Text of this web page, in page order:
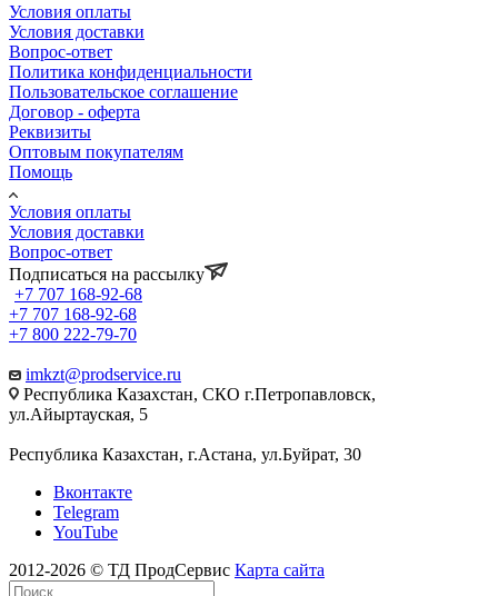
Условия оплаты
Условия доставки
Вопрос-ответ
Политика конфиденциальности
Пользовательское соглашение
Договор - оферта
Реквизиты
Оптовым покупателям
Помощь
Условия оплаты
Условия доставки
Вопрос-ответ
Подписаться на рассылку
+7 707 168-92-68
+7 707 168-92-68
+7 800 222-79-70
imkzt@prodservice.ru
Республика Казахстан, СКО г.Петропавловск,
ул.Айыртауская, 5
Республика Казахстан, г.Астана, ул.Буйрат, 30
Вконтакте
Telegram
YouTube
2012-2026 © ТД ПродСервис Карта сайта